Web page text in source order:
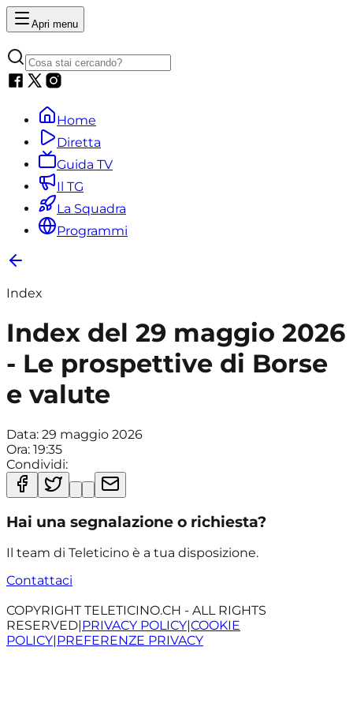
Apri menu
Home
Diretta
Guida TV
Il TG
La Squadra
Programmi
Index
Index del 29 maggio 2026
- Le prospettive di Borse
e valute
Data: 29 maggio 2026
Ora: 19:35
Condividi:
Hai una segnalazione o richiesta?
Il team di Teleticino è a tua disposizione.
Contattaci
COPYRIGHT TELETICINO.CH - ALL RIGHTS
RESERVED|PRIVACY POLICY|COOKIE
POLICY|PREFERENZE PRIVACY